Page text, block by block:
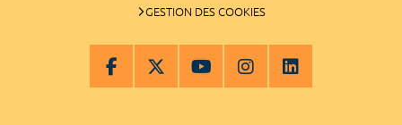
GESTION DES COOKIES